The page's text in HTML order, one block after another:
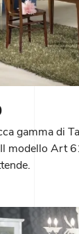
gamma di
modello Art